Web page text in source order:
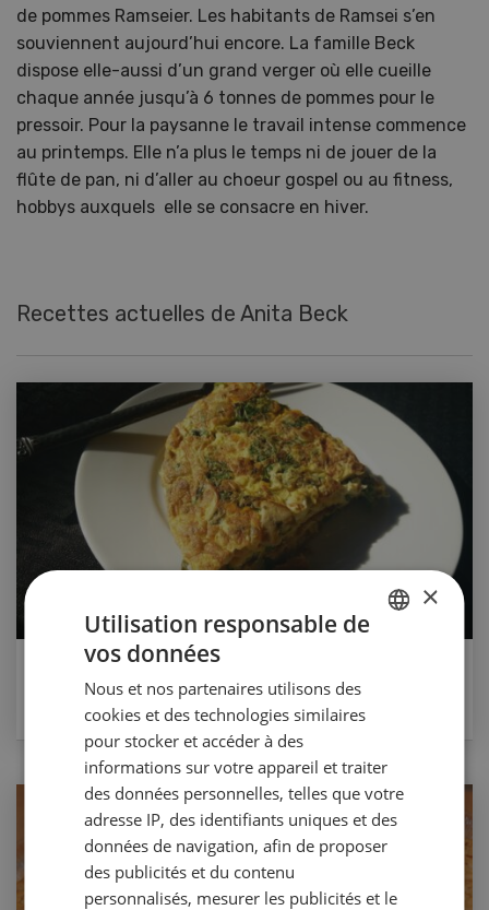
de pommes Ramseier. Les habitants de Ramsei s’en
souviennent aujourd’hui encore. La famille Beck
dispose elle-aussi d’un grand verger où elle cueille
chaque année jusqu’à 6 tonnes de pommes pour le
pressoir. Pour la paysanne le travail intense commence
au printemps. Elle n’a plus le temps ni de jouer de la
flûte de pan, ni d’aller au choeur gospel ou au fitness,
hobbys auxquels elle se consacre en hiver.
Recettes actuelles de Anita Beck
Omelette thon en ragoût
VERS LA RECETTE
×
Utilisation responsable de
vos données
Nous et nos partenaires utilisons des
cookies et des technologies similaires
pour stocker et accéder à des
informations sur votre appareil et traiter
des données personnelles, telles que votre
adresse IP, des identifiants uniques et des
données de navigation, afin de proposer
des publicités et du contenu
personnalisés, mesurer les publicités et le